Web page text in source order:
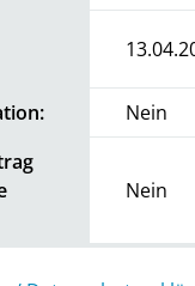
Nein
Nein